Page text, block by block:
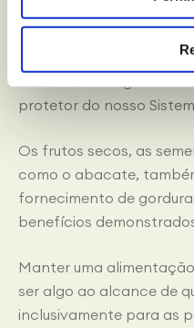
nos oferece a Dieta
temperar como para
protetor do nosso
Os frutos secos, as
como o abacate,
fornecimento de
benefícios
Manter uma
ser algo ao alcance de
inclusivamente para as